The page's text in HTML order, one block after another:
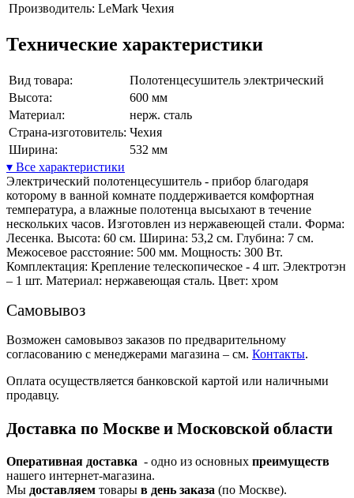
Производитель: LeMark Чехия
Технические характеристики
Вид товара:
Полотенцесушитель электрический
Высота:
600 мм
Материал:
нерж. сталь
Страна-изготовитель: Чехия
Ширина:
532 мм
▾ Все характеристики
Электрический полотенцесушитель - прибор благодаря
которому в ванной комнате поддерживается комфортная
температура, а влажные полотенца высыхают в течение
нескольких часов. Изготовлен из нержавеющей стали. Форма:
Лесенка. Высота: 60 см. Ширина: 53,2 см. Глубина: 7 см.
Межосевое расстояние: 500 мм. Мощность: 300 Вт.
Комплектация: Крепление телескопическое - 4 шт. Электротэн
– 1 шт. Материал: нержавеющая сталь. Цвет: хром
Самовывоз
Возможен самовывоз заказов по предварительному
согласованию с менеджерами магазина – см. Контакты.
Оплата осуществляется банковской картой или наличными
продавцу.
Доставка по Москве и Московской области
Оперативная доставка - одно из основных преимуществ
нашего интернет-магазина.
Мы доставляем товары в день заказа (по Москве).